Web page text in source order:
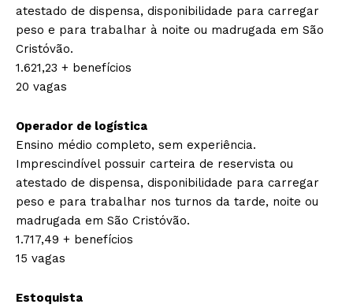
atestado de dispensa, disponibilidade para carregar
peso e para trabalhar à noite ou madrugada em São
Cristóvão.
1.621,23 + benefícios
20 vagas
Operador de logística
Ensino médio completo, sem experiência.
Imprescindível possuir carteira de reservista ou
atestado de dispensa, disponibilidade para carregar
peso e para trabalhar nos turnos da tarde, noite ou
madrugada em São Cristóvão.
1.717,49 + benefícios
15 vagas
Estoquista